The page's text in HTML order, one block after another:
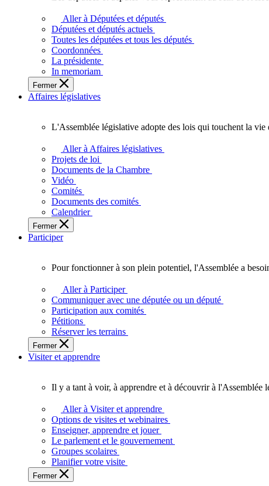
députées
députés
vous
représentent
sein
de
l'Assemblée
l'Ontario.
Aller à Députées et députés
Députées et députés actuels
Toutes les députées et tous les députés
Coordonnées
La présidente
In memoriam
Fermer
Affaires législatives
législative
adopte
touchent
vie
des
Ontariennes
Ontariens.
L'Assemblée législative adopte des lois qui touchent la vie
Aller à Affaires législatives
Projets de loi
Documents de la Chambre
Vidéo
Comités
Documents des comités
Calendrier
Fermer
Participer
fonctionner
plein
potentiel,
l'Assemblée
a
besoin
Pour fonctionner à son plein potentiel, l'Assemblée a
Aller à Participer
Communiquer avec une députée ou un député
Participation aux comités
Pétitions
Réserver les terrains
Fermer
Visiter et apprendre
voir,
apprendre
et
Il y a tant à voir, à apprendre et à découvrir à l'Assemblée
Aller à Visiter et apprendre
Options de visites et webinaires
Enseigner, apprendre et jouer
Le parlement et le gouvernement
Groupes scolaires
Planifier votre visite
Fermer